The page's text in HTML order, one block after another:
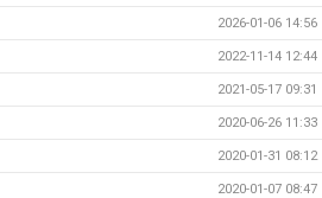
2026-01-06 14:56
2022-11-14 12:44
2021-05-17 09:31
2020-06-26 11:33
2020-01-31 08:12
2020-01-07 08:47